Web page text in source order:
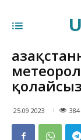
25.09.2023 384